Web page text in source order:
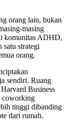
orang lain, bukan
masing
komunitas ADHD,
satu strategi
orang.
sendiri. Ruang
Business
coworking
tinggi dibanding
dari rumah.